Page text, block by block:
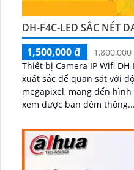
DH-F4C-LED SẮC NÉT
1,500,000 ₫
Thiết bị Camera IP Wifi
xuất sắc để quan sát với
megapixel, mang đến hình ảnh sắc
xem được ban đêm